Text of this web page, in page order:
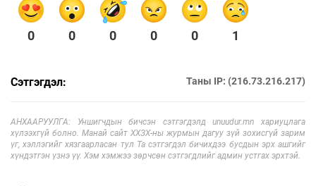
0 0 0 0 0 1
Сэтгэгдэл: Таны IP: (216.73.216.217)
АНХААРУУЛГА: Уншигчдын бичсэн сэтгэгдэлд unuudur.mn хариуцлага
хүлээхгүй болно. Манай сайт ХХЗХ-ны журмын дагуу зүй зохисгүй зарим
үг, хэллэгийг хязгаарласан тул Та сэтгэгдэл бичихдээ бусдын эрх ашгийг
хүндэтгэн үзнэ үү. Хэм хэмжээ зөрчсөн сэтгэгдлийг админ устгах эрхтэй.